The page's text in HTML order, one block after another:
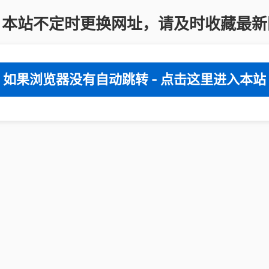
站不定时更换网址，请及时收藏最
如果浏览器没有自动跳转 - 点击这里进入本站